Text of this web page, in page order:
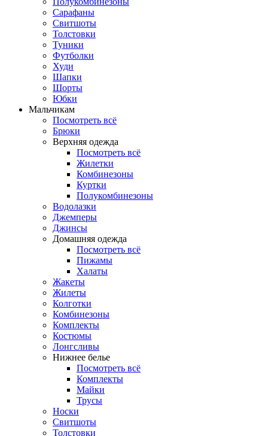
Сарафаны
Свитшоты
Толстовки
Туники
Футболки
Худи
Шапки
Шорты
Юбки
Мальчикам
Посмотреть всё
Брюки
Верхняя одежда
Посмотреть всё
Жилетки
Комбинезоны
Куртки
Полукомбинезоны
Водолазки
Джемперы
Джинсы
Домашняя одежда
Посмотреть всё
Пижамы
Халаты
Жакеты
Жилеты
Колготки
Комбинезоны
Комплекты
Костюмы
Лонгсливы
Нижнее белье
Посмотреть всё
Комплекты
Майки
Трусы
Носки
Свитшоты
Толстовки